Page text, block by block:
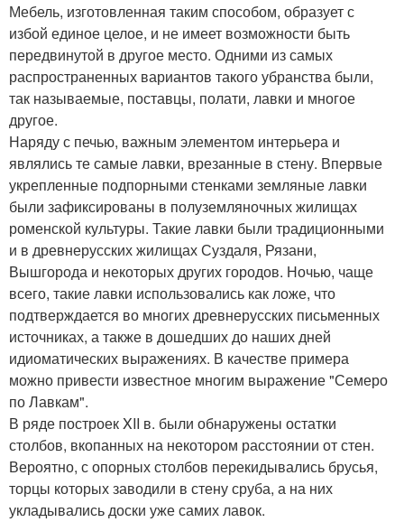
Мебель, изготовленная таким способом, образует с
избой единое целое, и не имеет возможности быть
передвинутой в другое место. Одними из самых
распространенных вариантов такого убранства были,
так называемые, поставцы, полати, лавки и многое
другое.
Наряду с печью, важным элементом интерьера и
являлись те самые лавки, врезанные в стену. Впервые
укрепленные подпорными стенками земляные лавки
были зафиксированы в полуземляночных жилищах
роменской культуры. Такие лавки были традиционными
и в древнерусских жилищах Суздаля, Рязани,
Вышгорода и некоторых других городов. Ночью, чаще
всего, такие лавки использовались как ложе, что
подтверждается во многих древнерусских письменных
источниках, а также в дошедших до наших дней
идиоматических выражениях. В качестве примера
можно привести известное многим выражение "Семеро
по Лавкам".
В ряде построек XII в. были обнаружены остатки
столбов, вкопанных на некотором расстоянии от стен.
Вероятно, с опорных столбов перекидывались брусья,
торцы которых заводили в стену сруба, а на них
укладывались доски уже самих лавок.